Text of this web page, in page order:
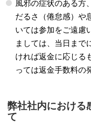
風邪の症状のある方
だるさ（倦怠感）や
いては参加をご遠慮
ましては、当日まで
ければ返金に応じる
っては返金手数料の
弊社社内における
て